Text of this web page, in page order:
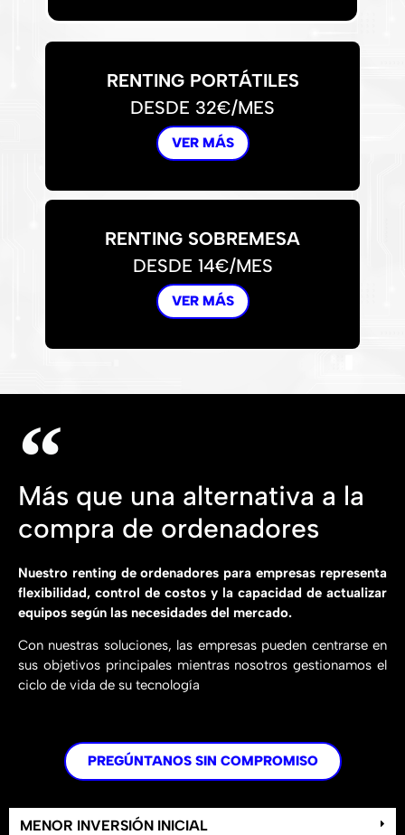
RENTING PORTÁTILES
DESDE 32€/MES
VER MÁS
RENTING SOBREMESA
DESDE 14€/MES
VER MÁS
Más que una alternativa a la
compra de ordenadores
Nuestro renting de ordenadores para empresas representa
flexibilidad, control de costos y la capacidad de actualizar
equipos según las necesidades del mercado.
Con nuestras soluciones, las empresas pueden centrarse en
sus objetivos principales mientras nosotros gestionamos el
ciclo de vida de su tecnología
PREGÚNTANOS SIN COMPROMISO
MENOR INVERSIÓN INICIAL